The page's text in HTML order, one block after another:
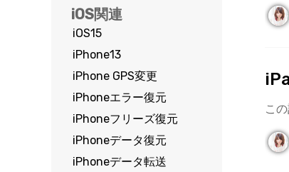
DemoCreator
画面録画ソフト
AI動画・画像・音楽ジェネレーター
オールインワンAI生成プラットフォーム
Wondershare MobileTrans
スマホ間のデータを安全・安心に転送
Wondershare TunesGo
iPhone/iPad/iPodとiTunes/PC間に自由にデータ転送
SIMロック解除
アクティベーションロック解除 LINEデ
iOSへ
スマホ画面ミラーリング デ
iOS関連
iOS15
iPhone13
iPhone GPS変更
iPhoneエラー復元
iPhoneフリーズ復元
iPhoneデータ復元
iPhoneデータ転送
こ